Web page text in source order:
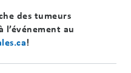
des tumeurs
l’événement au
!